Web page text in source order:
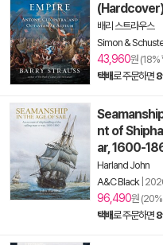
배리 스트라우스
Simon &
43,960원 (18%
택배로 주문하면
nt of
ar, 1600-
Harland John
A&C Black|
96,490원
택배로 주문하면 8